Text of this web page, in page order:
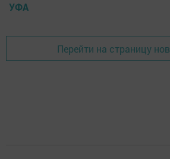
УФА
Перейти на страницу